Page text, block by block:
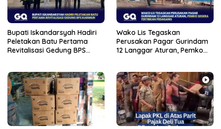
Bupati Iskandarsyah Hadiri
Peletakan Batu Pertama
Revitalisasi Gedung BPS
Wako Lis Tegaskan
Perusakan Pagar Gurindam
12 Langgar Aturan, Pemko